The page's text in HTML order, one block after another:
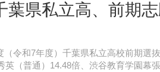
葉県私立高、前期
令和7年度）千葉県私立高校前期選
（普通）14.48倍、渋谷教育学園幕張